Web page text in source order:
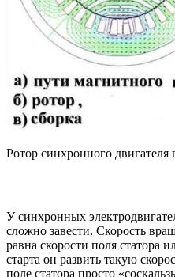
Ротор синхронного двигателя
У синхронных
сложно завести. Скорость
равна скорости поля статора
старта он развить такую
поле статора просто